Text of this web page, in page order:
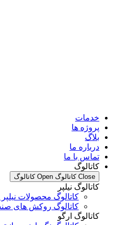
ها
ما
با ما
Open کاتالوگ
نیلپر
کاتالوگ محصولات نیلپر ۱۴۰۲
کاتالوگ روکش های صندلی نیلپر
ارگو